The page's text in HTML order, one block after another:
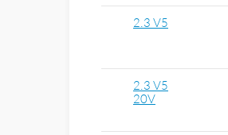
2.3 V5
2.3 V5
20V